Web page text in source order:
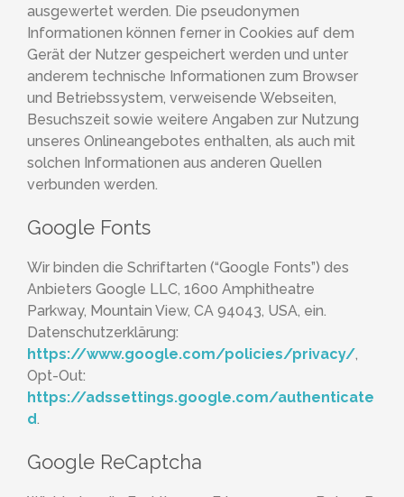
ausgewertet werden. Die pseudonymen
Informationen können ferner in Cookies auf dem
Gerät der Nutzer gespeichert werden und unter
anderem technische Informationen zum Browser
und Betriebssystem, verweisende Webseiten,
Besuchszeit sowie weitere Angaben zur Nutzung
unseres Onlineangebotes enthalten, als auch mit
solchen Informationen aus anderen Quellen
verbunden werden.
Google Fonts
Wir binden die Schriftarten (“Google Fonts”) des
Anbieters Google LLC, 1600 Amphitheatre
Parkway, Mountain View, CA 94043, USA, ein.
Datenschutzerklärung:
https://www.google.com/policies/privacy/,
Opt-Out:
https://adssettings.google.com/authenticate
d.
Google ReCaptcha